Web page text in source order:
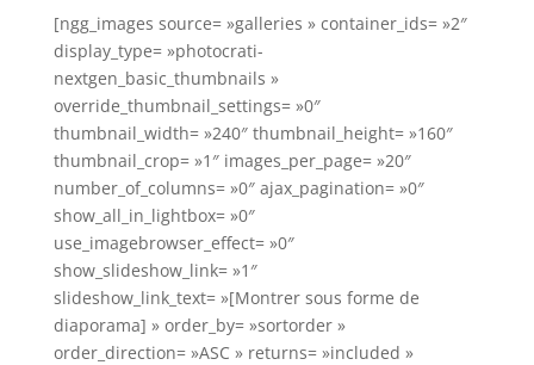
[ngg_images source= »galleries » container_ids= »2″
display_type= »photocrati-
nextgen_basic_thumbnails »
override_thumbnail_settings= »0″
thumbnail_width= »240″ thumbnail_height= »160″
thumbnail_crop= »1″ images_per_page= »20″
number_of_columns= »0″ ajax_pagination= »0″
show_all_in_lightbox= »0″
use_imagebrowser_effect= »0″
show_slideshow_link= »1″
slideshow_link_text= »[Montrer sous forme de
diaporama] » order_by= »sortorder »
order_direction= »ASC » returns= »included »